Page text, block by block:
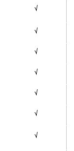
√
√
√
√
√
√
√